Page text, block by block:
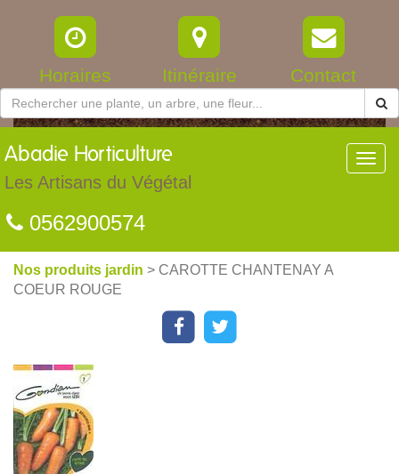
Horaires Itinéraire Contact
Abadie Horticulture
Les Artisans du Végétal
0562900574
Nos produits jardin > CAROTTE CHANTENAY A
COEUR ROUGE